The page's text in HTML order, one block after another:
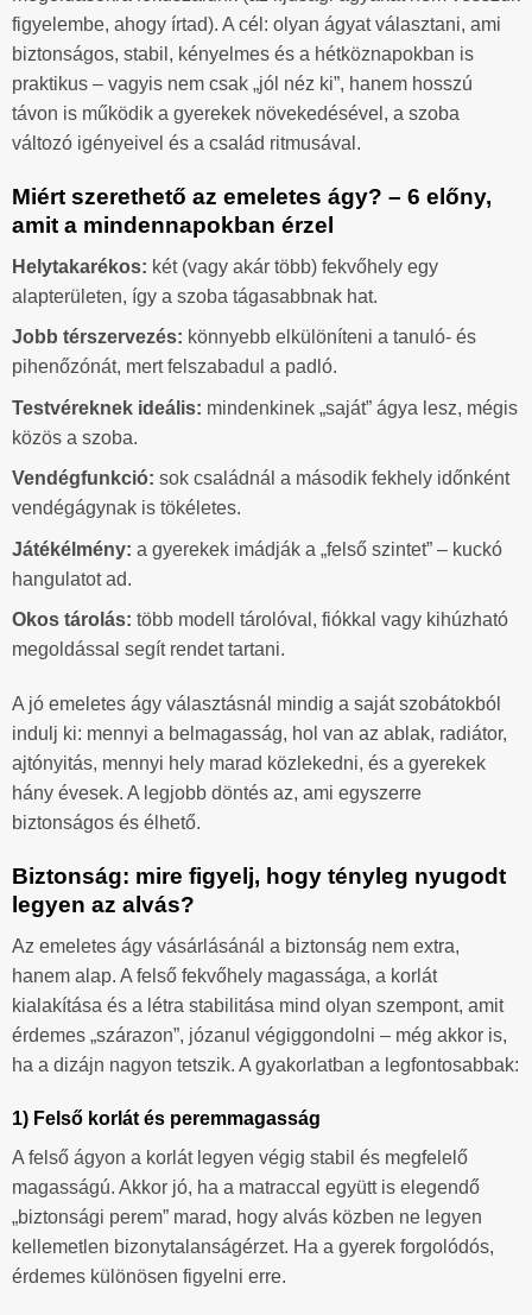
figyelembe, ahogy írtad). A cél: olyan ágyat választani, ami
biztonságos, stabil, kényelmes és a hétköznapokban is
praktikus – vagyis nem csak „jól néz ki”, hanem hosszú
távon is működik a gyerekek növekedésével, a szoba
változó igényeivel és a család ritmusával.
Miért szerethető az emeletes ágy? – 6 előny,
amit a mindennapokban érzel
Helytakarékos: két (vagy akár több) fekvőhely egy
alapterületen, így a szoba tágasabbnak hat.
Jobb térszervezés: könnyebb elkülöníteni a tanuló- és
pihenőzónát, mert felszabadul a padló.
Testvéreknek ideális: mindenkinek „saját” ágya lesz, mégis
közös a szoba.
Vendégfunkció: sok családnál a második fekhely időnként
vendégágynak is tökéletes.
Játékélmény: a gyerekek imádják a „felső szintet” – kuckó
hangulatot ad.
Okos tárolás: több modell tárolóval, fiókkal vagy kihúzható
megoldással segít rendet tartani.
A jó emeletes ágy választásnál mindig a saját szobátokból
indulj ki: mennyi a belmagasság, hol van az ablak, radiátor,
ajtónyitás, mennyi hely marad közlekedni, és a gyerekek
hány évesek. A legjobb döntés az, ami egyszerre
biztonságos és élhető.
Biztonság: mire figyelj, hogy tényleg nyugodt
legyen az alvás?
Az emeletes ágy vásárlásánál a biztonság nem extra,
hanem alap. A felső fekvőhely magassága, a korlát
kialakítása és a létra stabilitása mind olyan szempont, amit
érdemes „szárazon”, józanul végiggondolni – még akkor is,
ha a dizájn nagyon tetszik. A gyakorlatban a legfontosabbak:
1) Felső korlát és peremmagasság
A felső ágyon a korlát legyen végig stabil és megfelelő
magasságú. Akkor jó, ha a matraccal együtt is elegendő
„biztonsági perem” marad, hogy alvás közben ne legyen
kellemetlen bizonytalanságérzet. Ha a gyerek forgolódós,
érdemes különösen figyelni erre.